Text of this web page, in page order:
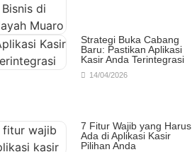
Strategi Buka Cabang
Baru: Pastikan Aplikasi
Kasir Anda Terintegrasi
14/04/2026
7 Fitur Wajib yang Harus
Ada di Aplikasi Kasir
Pilihan Anda